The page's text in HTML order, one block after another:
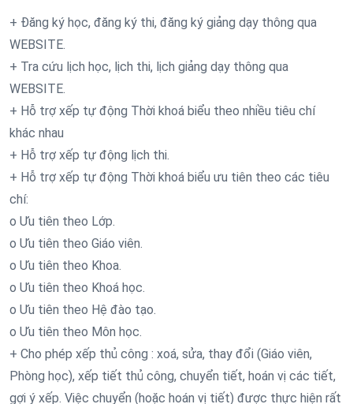
+ Đăng ký học, đăng ký thi, đăng ký giảng dạy thông qua
WEBSITE.
+ Tra cứu lịch học, lịch thi, lịch giảng dạy thông qua
WEBSITE.
+ Hỗ trợ xếp tự động Thời khoá biểu theo nhiều tiêu chí
khác nhau
+ Hỗ trợ xếp tự động lịch thi.
+ Hỗ trợ xếp tự động Thời khoá biểu ưu tiên theo các tiêu
chí:
o Ưu tiên theo Lớp.
o Ưu tiên theo Giáo viên.
o Ưu tiên theo Khoa.
o Ưu tiên theo Khoá học.
o Ưu tiên theo Hệ đào tạo.
o Ưu tiên theo Môn học.
+ Cho phép xếp thủ công : xoá, sửa, thay đổi (Giáo viên,
Phòng học), xếp tiết thủ công, chuyển tiết, hoán vị các tiết,
gợi ý xếp. Việc chuyển (hoặc hoán vị tiết) được thực hiện rất